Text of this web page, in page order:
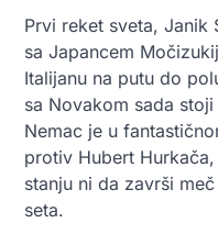
Prvi reket sveta, Janik
sa Japancem
Italijanu na putu do
sa Novakom sada
Nemac je u
protiv Hubert
stanju ni da završi
seta.